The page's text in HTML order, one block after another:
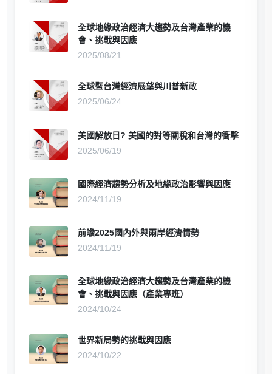
全球地緣政治經濟大趨勢及台灣產業的機
會、挑戰與因應
2025/08/21
全球暨台灣經濟展望與川普新政
2025/06/24
美國解放日? 美國的對等關稅和台灣的衝擊
2025/06/19
國際經濟趨勢分析及地緣政治影響與因應
2024/11/19
前瞻2025國內外與兩岸經濟情勢
2024/11/19
全球地緣政治經濟大趨勢及台灣產業的機
會、挑戰與因應（產業專班）
2024/10/24
世界新局勢的挑戰與因應
2024/10/22